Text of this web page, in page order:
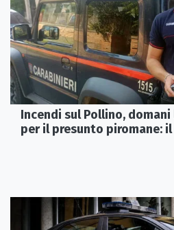
Incendi sul Pollino,
per il presunto piromane: